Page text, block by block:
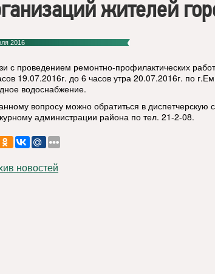
жителей
2016
с проведением ремонтно-профилактических
19.07.2016г. до 6 часов утра 20.07.2016г. по
водоснабжение.
вопросу можно обратиться в
администрации района по тел. 21-2-08.
новостей